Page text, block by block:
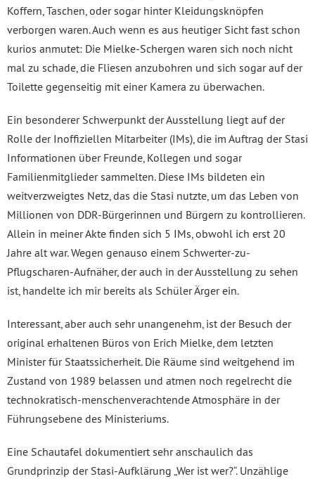
Koffern, Taschen, oder sogar hinter Kleidungsknöpfen
verborgen waren. Auch wenn es aus heutiger Sicht fast schon
kurios anmutet: Die Mielke-Schergen waren sich noch nicht
mal zu schade, die Fliesen anzubohren und sich sogar auf der
Toilette gegenseitig mit einer Kamera zu überwachen.
Ein besonderer Schwerpunkt der Ausstellung liegt auf der
Rolle der Inoffiziellen Mitarbeiter (IMs), die im Auftrag der Stasi
Informationen über Freunde, Kollegen und sogar
Familienmitglieder sammelten. Diese IMs bildeten ein
weitverzweigtes Netz, das die Stasi nutzte, um das Leben von
Millionen von DDR-Bürgerinnen und Bürgern zu kontrollieren.
Allein in meiner Akte finden sich 5 IMs, obwohl ich erst 20
Jahre alt war. Wegen genauso einem Schwerter-zu-
Pflugscharen-Aufnäher, der auch in der Ausstellung zu sehen
ist, handelte ich mir bereits als Schüler Ärger ein.
Interessant, aber auch sehr unangenehm, ist der Besuch der
original erhaltenen Büros von Erich Mielke, dem letzten
Minister für Staatssicherheit. Die Räume sind weitgehend im
Zustand von 1989 belassen und atmen noch regelrecht die
technokratisch-menschenverachtende Atmosphäre in der
Führungsebene des Ministeriums.
Eine Schautafel dokumentiert sehr anschaulich das
Grundprinzip der Stasi-Aufklärung „Wer ist wer?“. Unzählige